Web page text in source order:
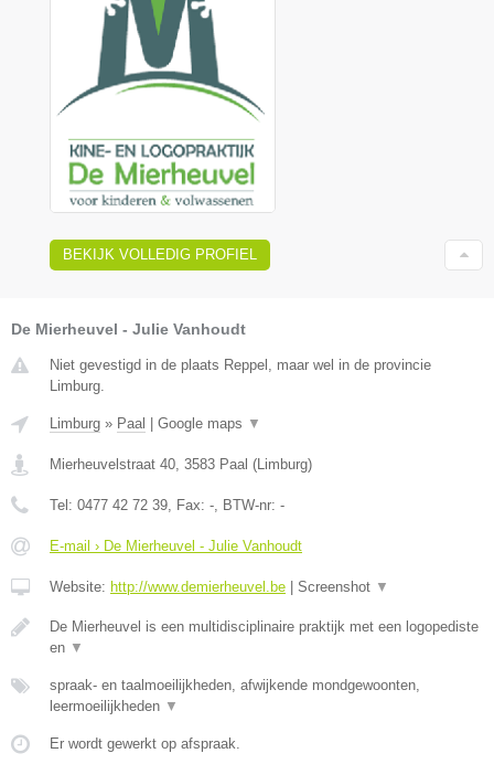
BEKIJK VOLLEDIG PROFIEL
De Mierheuvel - Julie Vanhoudt
Niet gevestigd in de plaats Reppel, maar wel in de provincie
Limburg.
Limburg » Paal Google maps ▼
Mierheuvelstraat 40, 3583 Paal (Limburg)
Tel: 0477 42 72 39, Fax: -, BTW-nr: -
E-mail › De Mierheuvel - Julie Vanhoudt
Website: http://www.demierheuvel.be Screenshot ▼
De Mierheuvel is een multidisciplinaire praktijk met een logopediste
en ▼
spraak- en taalmoeilijkheden, afwijkende mondgewoonten,
leermoeilijkheden ▼
Er wordt gewerkt op afspraak.